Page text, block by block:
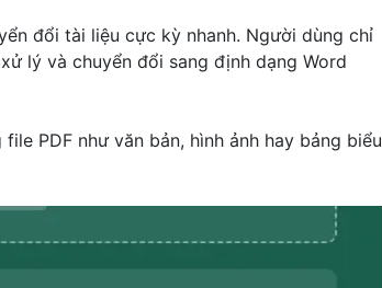
đổi tài liệu cực kỳ nhanh. Người dùng chỉ
lý và chuyển đổi sang định dạng Word
PDF như văn bản, hình ảnh hay bảng biểu